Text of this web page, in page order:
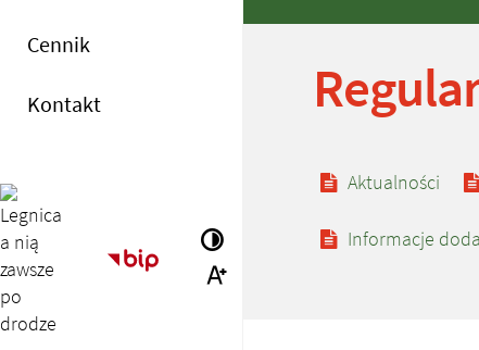
Cennik
Kontakt
Strona główna - Biuletyn Informacji
Wersja kontrastowa
Większa czcionka
Zobacz
Aktualności
Informacje